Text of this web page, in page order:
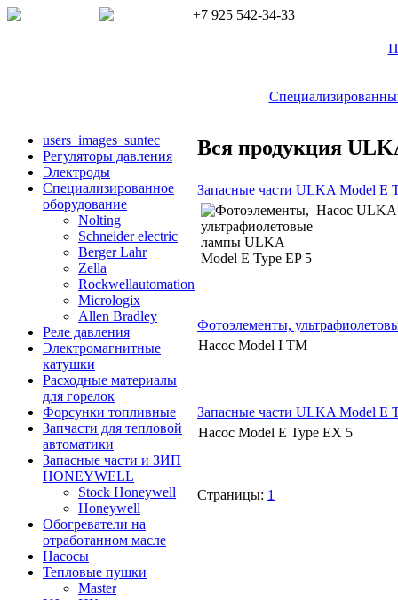
+7 925 542-34-33
users_images_suntec
Регуляторы давления
Электроды
Cпециализированное
оборудование
Nolting
Schneider electric
Berger Lahr
Zella
Rockwellautomation
Micrologix
Allen Bradley
Реле давления
Электромагнитные
катушки
Расходные материалы
для горелок
Форсунки топливные
Запчасти для тепловой
автоматики
Запасные части и ЗИП
HONEYWELL
Stock Honeywell
Honeywell
Обогреватели на
отработанном масле
Насосы
Тепловые пушки
Master
Вся продукция
Запасные части ULKA Model E
Насос ULKA
Фотоэлементы,
Насос Model I TM
Запасные части ULKA Model E
Насос Model E Type EX 5
Страницы: 1